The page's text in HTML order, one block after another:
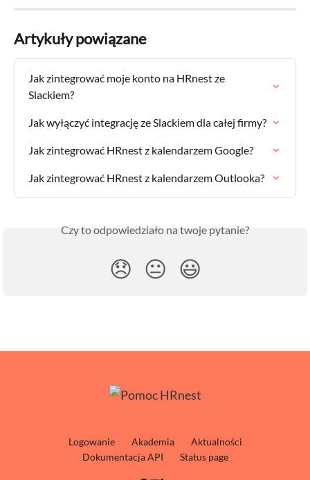
Artykuły powiązane
Jak zintegrować moje konto na HRnest ze
Slackiem?
Jak wyłączyć integrację ze Slackiem dla całej firmy?
Jak zintegrować HRnest z kalendarzem Google?
Jak zintegrować HRnest z kalendarzem Outlooka?
Czy to odpowiedziało na twoje pytanie?
😞 😐 😃
Logowanie Akademia
Aktualności
Dokumentacja API
Status page